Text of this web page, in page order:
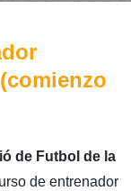
de Futbol de la
de entrenador